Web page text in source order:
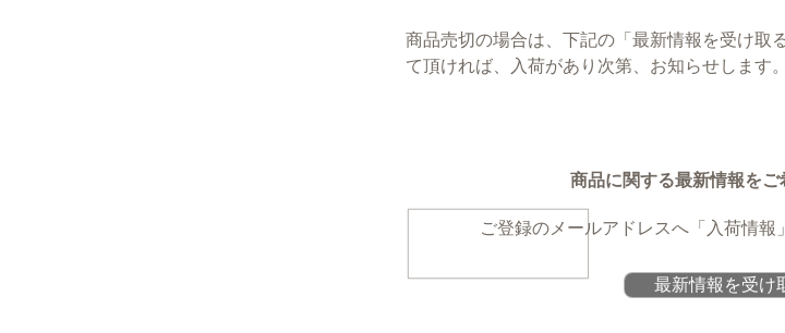
商品売切の場合は、下記の「最新情報を受け取
て頂ければ、入荷があり次第、お知らせします。
商品に関する最新情報をご
ご登録のメールアドレスへ 「入荷情報
最新情報を受け